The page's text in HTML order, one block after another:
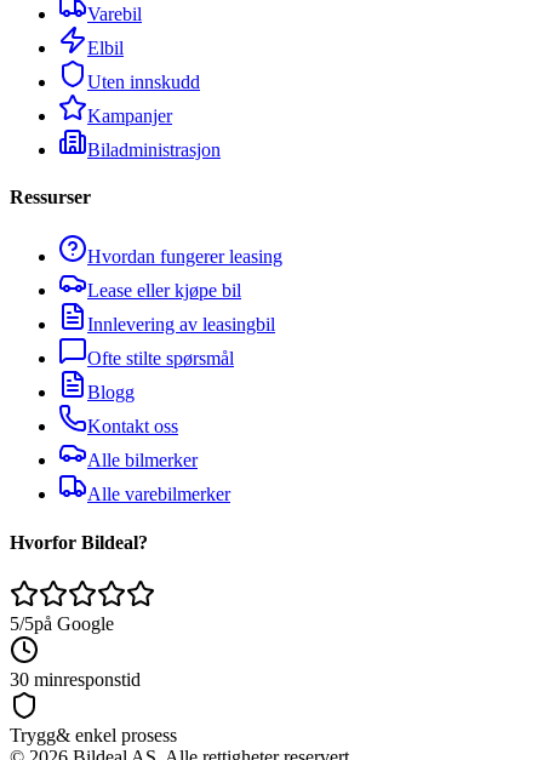
Varebil
Elbil
Uten innskudd
Kampanjer
Biladministrasjon
Ressurser
Hvordan fungerer leasing
Lease eller kjøpe bil
Innlevering av leasingbil
Ofte stilte spørsmål
Blogg
Kontakt oss
Alle bilmerker
Alle varebilmerker
Hvorfor Bildeal?
5/5på Google
30 minresponstid
Trygg& enkel prosess